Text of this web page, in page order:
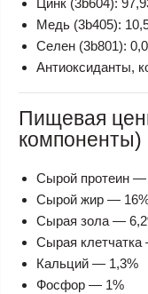
Цинк (3b604):
Медь (3b405):
Селен (3b801):
Антиоксиданты,
Пищевая
компоненты)
Сырой протеин —
Сырой жир —
Сырая зола —
Сырая
Кальций — 1,3%
Фосфор — 1%